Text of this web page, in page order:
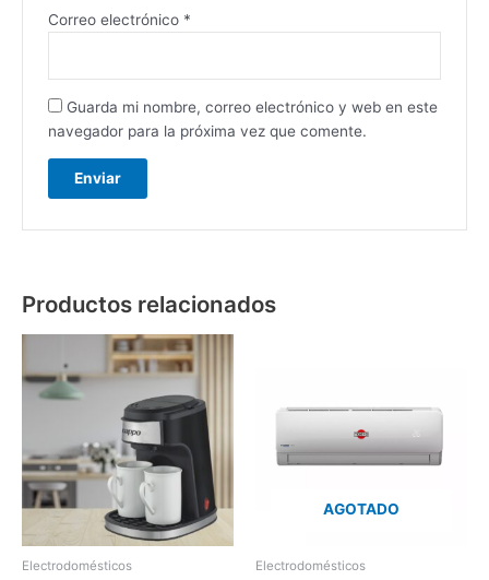
Correo electrónico *
Guarda mi nombre, correo electrónico y web en este
navegador para la próxima vez que comente.
Productos relacionados
Electrodomésticos
AGOTADO
Electrodomésticos